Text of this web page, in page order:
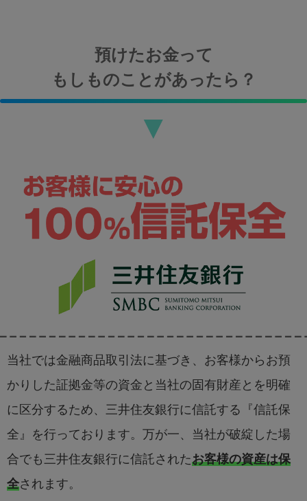
預けたお金って
もしものことがあったら？
▼
当社では金融商品取引法に基づき、お客様からお預
かりした証拠金等の資金と当社の固有財産とを明確
に区分するため、三井住友銀行に信託する『信託保
全』を行っております。万が一、当社が破綻した場
合でも三井住友銀行に信託されたお客様の資産は保
全されます。